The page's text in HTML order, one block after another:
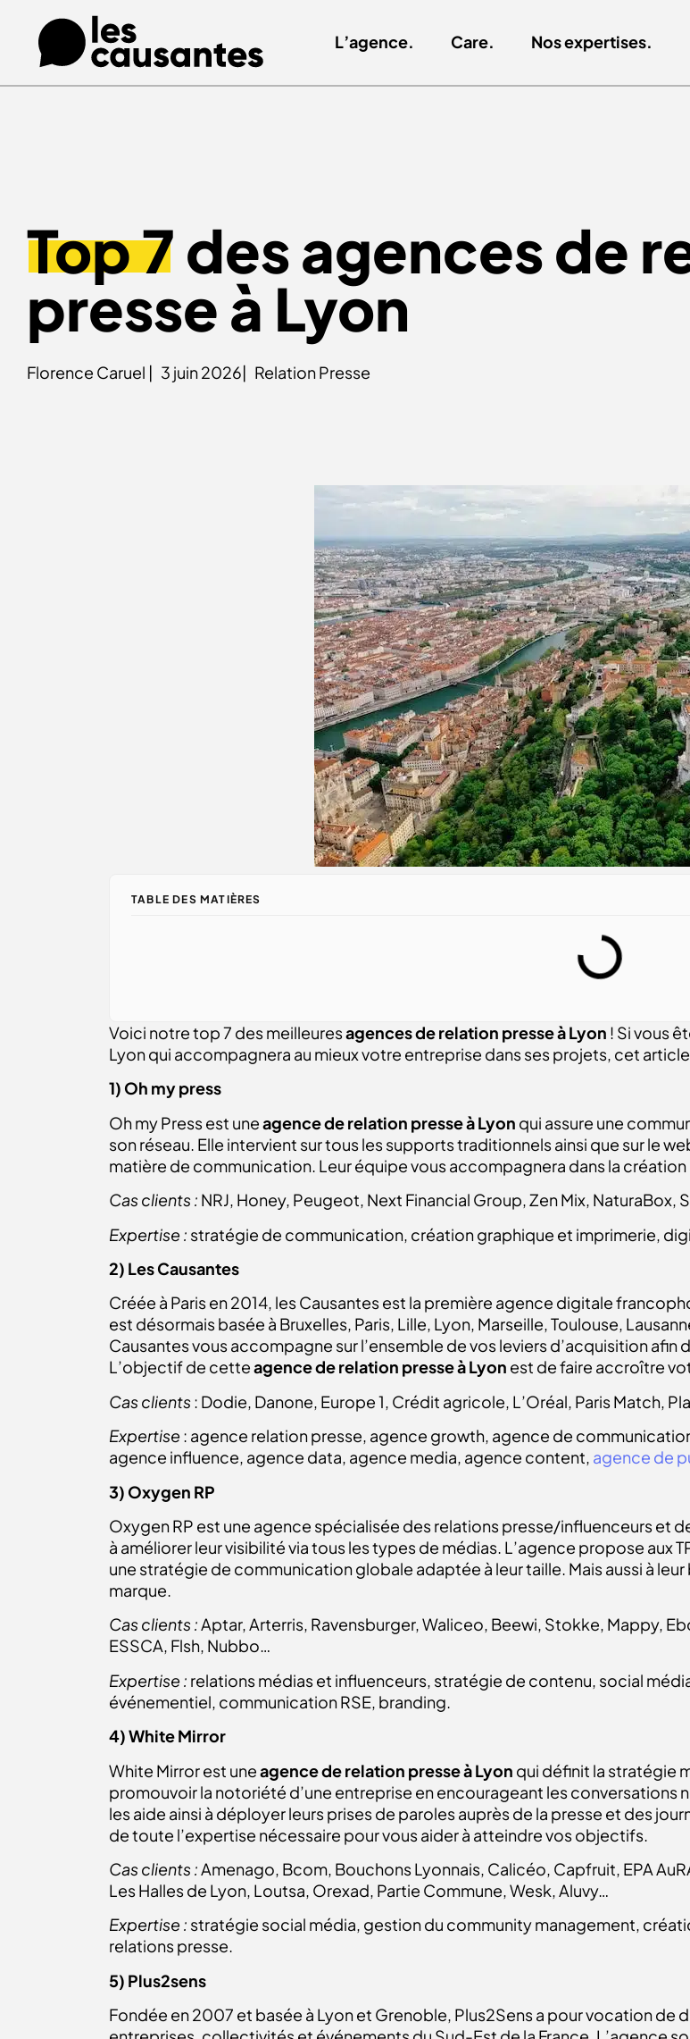
L’agence. Care. Nos expertises.
Top 7des agences de
presse à Lyon
Florence Caruel | 3 juin 2026| Relation Presse
TABLE DES MATIÈRES
Voici notre top 7 des meilleuresagences de relation presse à Lyon ! Si vous
Lyon qui accompagnera au mieux votre entreprise dans ses projets, cet
1) Oh my press
Oh my Press est uneagence de relation presse à Lyon qui assure une
son réseau. Elle intervient sur tous les supports traditionnels ainsi que sur le
matière de communication. Leur équipe vous accompagnera dans la
Cas clients : NRJ, Honey, Peugeot, Next Financial Group, Zen Mix, NaturaBox,
Expertise : stratégie de communication, création graphique et imprimerie,
2) Les Causantes
Créée à Paris en 2014, les Causantes est la première agence digitale
est désormais basée à Bruxelles, Paris, Lille, Lyon, Marseille, Toulouse,
Causantes vous accompagne sur l’ensemble de vos leviers d’acquisition
L’objectif de cetteagence de relation presse à Lyon est de faire accroître
Cas clients: Dodie, Danone, Europe 1, Crédit agricole, L’Oréal, Paris Match,
Expertise: agence relation presse, agence growth, agence de
agence influence, agence data, agence media, agence content, agence de
3) Oxygen RP
Oxygen RP est une agence spécialisée des relations presse/influenceurs et
à améliorer leur visibilité via tous les types de médias. L’agence propose aux
une stratégie de communication globale adaptée à leur taille. Mais aussi à
marque.
Cas clients :Aptar, Arterris, Ravensburger, Waliceo, Beewi, Stokke, Mappy,
ESSCA, Flsh, Nubbo…
Expertise : relations médias et influenceurs, stratégie de contenu, social
événementiel, communication RSE, branding.
4) White Mirror
White Mirror est uneagence de relation presse à Lyon qui définit la stratégie
promouvoir la notoriété d’une entreprise en encourageant les conversations
les aide ainsi à déployer leurs prises de paroles auprès de la presse et des
de toute l’expertise nécessaire pour vous aider à atteindre vos objectifs.
Cas clients :Amenago, Bcom, Bouchons Lyonnais, Calicéo, Capfruit, EPA
Les Halles de Lyon, Loutsa, Orexad, Partie Commune, Wesk, Aluvy…
Expertise : stratégie social média, gestion du community management,
relations presse.
5) Plus2sens
Fondée en 2007 et basée à Lyon et Grenoble, Plus2Sens a pour vocation de